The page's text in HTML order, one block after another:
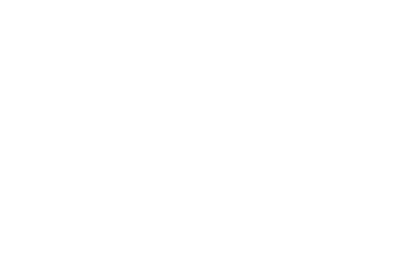
моих персональных данных, в
данных», на условиях